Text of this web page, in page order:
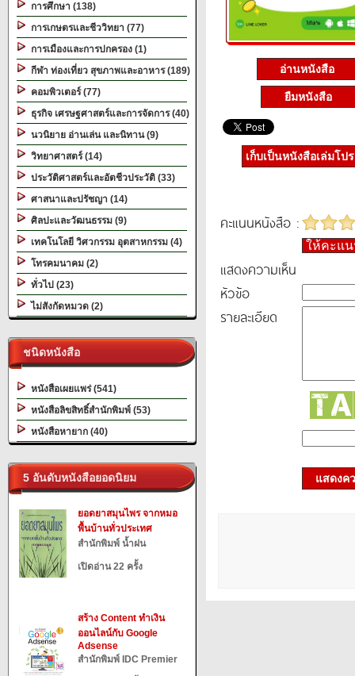
การศึกษา (138)
การเกษตรและชีววิทยา (77)
การเมืองและการปกครอง (1)
กีฬา ท่องเที่ยว สุขภาพและอาหาร (189)
คอมพิวเตอร์ (77)
ธุรกิจ เศรษฐศาสตร์และการจัดการ (40)
นวนิยาย อ่านเล่น และนิทาน (9)
วิทยาศาสตร์ (14)
ประวัติศาสตร์และอัตชีวประวัติ (33)
ศาสนาและปรัชญา (14)
ศิลปะและวัฒนธรรม (9)
เทคโนโลยี วิศวกรรม อุตสาหกรรม (4)
โทรคมนาคม (2)
ทั่วไป (23)
ไม่สังกัดหมวด (2)
ชนิดหนังสือ
หนังสือเผยแพร่ (541)
หนังสือลิขสิทธิ์สำนักพิมพ์ (53)
หนังสือหายาก (40)
5 อันดับหนังสือยอดนิยม
ยอดยาสมุนไพร จากหมอ
พื้นบ้านทั่วประเทศ
สำนักพิมพ์ น้ำฝน
เปิดอ่าน 22 ครั้ง
สร้าง Content ทำเงิน
ออนไลน์กับ Google
Adsense
สำนักพิมพ์ IDC Premier
อ่านหนังสือ
ยืมหนังสือ
เก็บเป็นหนังสือเล่มโป
คะแนนหนังสือ :
ให้คะแ
แสดงความเห็น
หัวข้อ
รายละเอียด
แสดงค